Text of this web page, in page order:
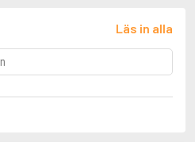
Läs in alla